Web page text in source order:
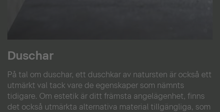
Duschar
På tal om duschar, ett duschkar av natursten är också ett
utmärkt val tack vare de egenskaper som nämnts
tidigare. Om estetik är ditt främsta angelägenhet, finns
det också utmärkta alternativa material tillgängliga, som